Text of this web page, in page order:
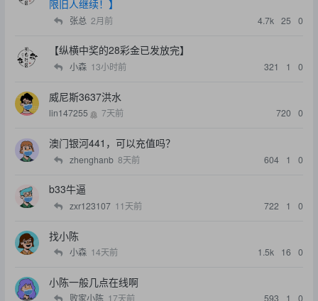
限旧人继续！】
张总 2月前 4.7k 25 0
【纵横中奖的28彩金已发放完】
小森 13小时前 321 1 0
威尼斯3637洪水
lin147255 7天前 720 0
澳门银河441，可以充值吗？
zhenghanb 8天前 604 1 0
b33牛逼
zxr123107 11天前 722 1 0
找小陈
小森 14天前 1.5k 16 0
小陈一般几点在线啊
败家小陈 17天前 593 1 0